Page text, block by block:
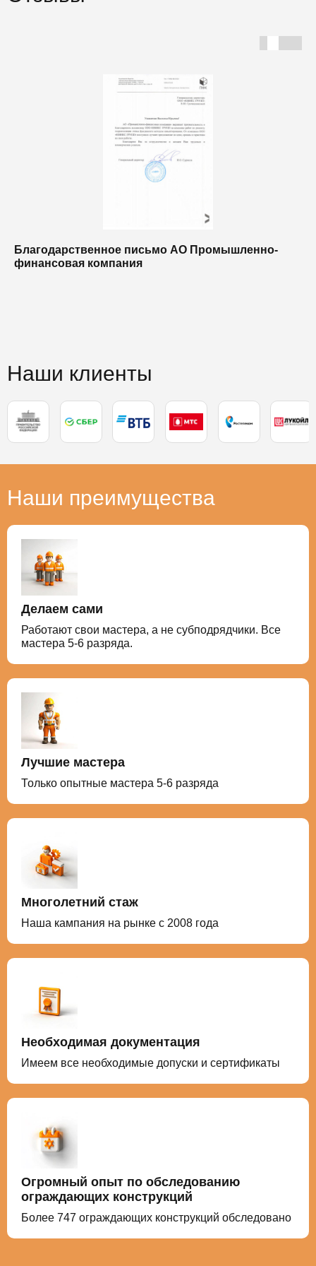
Благодарственное письмо АО Промышленно-
финансовая компания
Наши клиенты
Наши преимущества
Делаем сами
Работают свои мастера, а не субподрядчики. Все
мастера 5-6 разряда.
Лучшие мастера
Только опытные мастера 5-6 разряда
Многолетний стаж
Наша кампания на рынке с 2008 года
Необходимая документация
Имеем все необходимые допуски и сертификаты
Огромный опыт по обследованию
ограждающих конструкций
Более 747 ограждающих конструкций обследовано